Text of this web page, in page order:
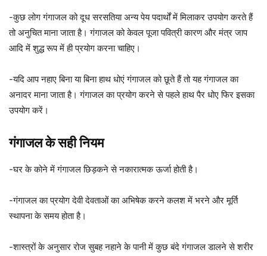
-कुछ लोग गंगाजल को दूध सरसतिया अन्य पेय पदार्थों में मिलाकर उपयोग करते हैं
तो अनुचित माना जाता है। गंगाजल को केवल पूजा पवित्री कारण और मंत्र जाप
आदि में शुद्ध रूप में ही प्रयोग करना चाहिए।
-यदि आप नहाए बिना या बिना हाथ धोएं गंगाजल को छूते हैं तो यह गंगाजल का
अनादर माना जाता है। गंगाजल का प्रयोग करने से पहले हाथ पैर धोए फिर इसका
उपयोग करें।
गंगाजल के सही नियम
-घर के कोने में गंगाजल छिड़कने से नकारात्मक ऊर्जा होती है।
-गंगाजल का प्रयोग देवी देवताओं का अभिषेक करने कलश में भरने और मूर्ति
स्थापना के समय होता है।
-शास्त्रों के अनुसार रोज सुबह नहाने के पानी में कुछ बंदे गंगाजल डालने से शरीर